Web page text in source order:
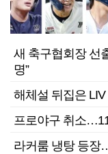
새 축구협회장 선
명”
해체설 뒤집은
프로야구 취소
라커룸 냉탕 등장